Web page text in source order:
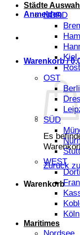
Anmelden
Warenkorb /
Es
Zurück
Warenkorb
Städte Auswahl
NORD
Kiel
OST
SÜD
WEST
Köln
Maritimes
Nordsee